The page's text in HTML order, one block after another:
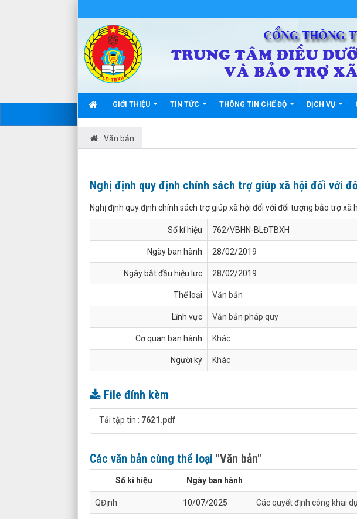
GIỚI THIỆU TIN TỨC THÔNG TIN CHẾ ĐỘ DỊCH VỤ
Văn bản
Nghị định quy định chính sách trợ giúp xã hội đối với
Nghị định quy định chính sách trợ giúp xã hội đối với đối tượng bảo trợ xã
Số kí hiệu 762/VBHN-BLĐTBXH
Ngày ban hành 28/02/2019
Ngày bắt đầu hiệu lực 28/02/2019
Thể loại Văn bản
Lĩnh vực Văn bản pháp quy
Cơ quan ban hành Khác
Người ký Khác
File đính kèm
Tải tập tin : 7621.pdf
Các văn bản cùng thể loại "Văn bản"
Số kí hiệu Ngày ban hành
QĐịnh 10/07/2025 Các quyết định công khai